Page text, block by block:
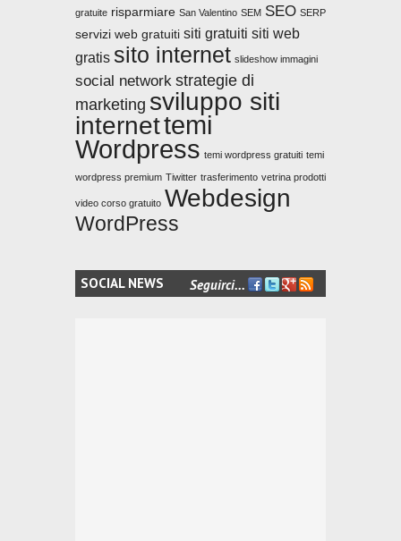
gratuite risparmiare San Valentino SEM SEO SERP
servizi web gratuiti siti gratuiti siti web
gratis sito internet slideshow immagini
social network strategie di
marketing sviluppo siti
internettemi
Wordpress temi wordpress gratuiti temi
wordpress premium Tiwitter trasferimento vetrina prodotti
video corso gratuito Webdesign
WordPress
SOCIAL NEWS Seguirci... FACEBOOK
TWITTER
GOOGLE+